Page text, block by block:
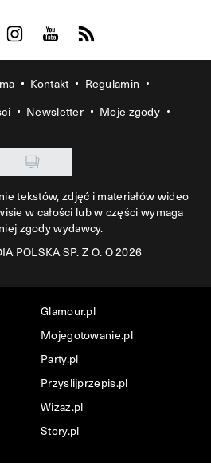
on Facebook
Visit us on Instagram
Visit us on Youtube
Visit us on Rss
Kontakt
Regulamin
Newsletter Moje zgody
tekstów, zdjęć i materiałów wideo
w całości lub w części wymaga
zgody wydawcy.
POLSKA SP. Z O. O 2026
Glamour.pl
Mojegotowanie.pl
Party.pl
Przyslijprzepis.pl
Wizaz.pl
Story.pl